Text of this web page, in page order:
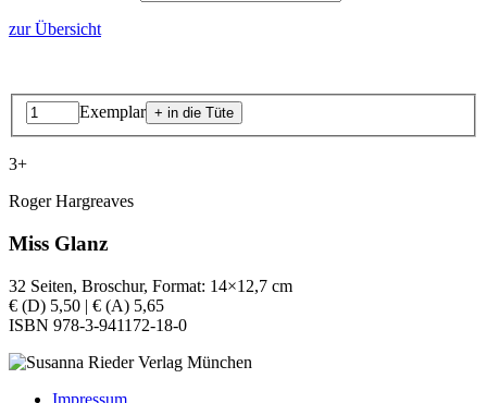
zur Übersicht
Exemplar
3+
Roger Hargreaves
Miss Glanz
32 Seiten, Broschur, Format: 14×12,7 cm
€ (D) 5,50 | € (A) 5,65
ISBN 978-3-941172-18-0
Impressum